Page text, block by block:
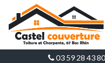
03 59 28 43 80